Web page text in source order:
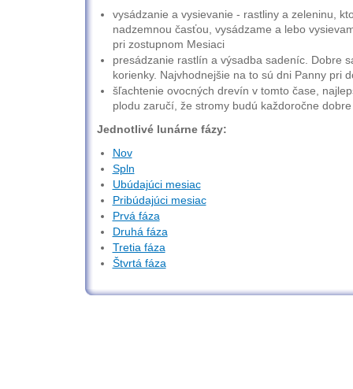
vysádzanie a vysievanie - rastliny a zeleninu,
nadzemnou časťou, vysádzame a lebo
pri zostupnom Mesiaci
presádzanie rastlín a výsadba sadeníc. Dobre
korienky. Najvhodnejšie na to sú dni Panny pri
šľachtenie ovocných drevín v tomto čase,
plodu zaručí, že stromy budú každoročne
Jednotlivé lunárne fázy:
Nov
Spln
Ubúdajúci mesiac
Pribúdajúci mesiac
Prvá fáza
Druhá fáza
Tretia fáza
Štvrtá fáza